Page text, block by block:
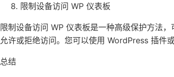
限制设备访问 WP 仪表板
限制设备访问 WP 仪表板是一种高级保护方法
允许或拒绝访问。您可以使用 WordPress 插件
总结